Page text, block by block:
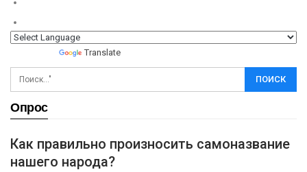
Translate
Опрос
Как правильно произносить самоназвание
нашего народа?